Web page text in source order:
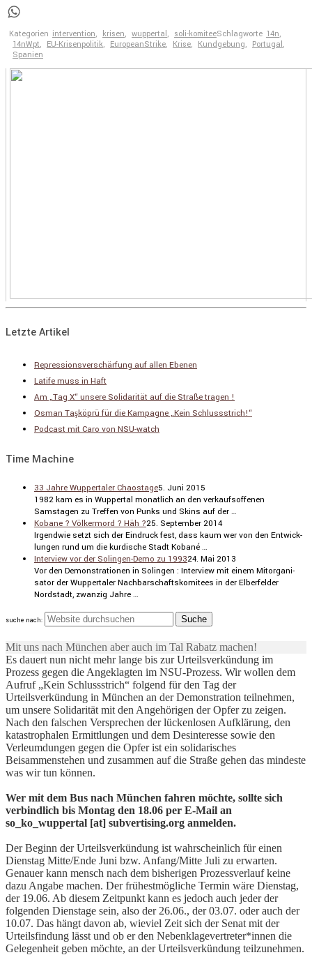
Telegram
WhatsApp
Kategorien intervention, krisen, wuppertal, soli-komiteeSchlagworte 14n,
14nWpt, EU-Krisenpolitik, EuropeanStrike, Krise, Kundgebung, Portugal,
Spanien
Letzte Artikel
Repressionsverschärfung auf allen Ebenen
Latife muss in Haft
Am „Tag X“ unsere Solidarität auf die Straße tragen !
Osman Taşköprü für die Kampagne „Kein Schlussstrich!“
Podcast mit Caro von NSU-watch
Time Machine
33 Jahre Wuppertaler Chaostage5. Juni 2015
1982 kam es in Wuppertal monat­lich an den verkaufs­of­fenen
Samstagen zu Treffen von Punks und Skins auf der …
Kobane ? Völkermord ? Häh ?25. September 2014
Irgendwie setzt sich der Eindruck fest, dass kaum wer von den Entwick­
lungen rund um die kurdi­sche Stadt Kobané …
Interview vor der Solingen-Demo zu 199324. Mai 2013
Vor den Demons­tra­tionen in Solingen : Inter­view mit einem Mitor­ga­ni­
sator der Wupper­taler Nachbar­schafts­ko­mi­tees in der Elber­felder
Nordstadt, zwanzig Jahre …
suche nach:
Mit uns nach München aber auch im Tal Rabatz machen!
Es dauert nun nicht mehr lange bis zur Urteilsverkündung im
Prozess gegen die Angeklagten im NSU-Prozess. Wir wollen dem
Aufruf „Kein Schlussstrich“ folgend für den Tag der
Urteilsverkündung in München an der Demonstration teilnehmen,
um unsere Solidarität mit den Angehörigen der Opfer zu zeigen.
Nach den falschen Versprechen der lückenlosen Aufklärung, den
katastrophalen Ermittlungen und dem Desinteresse sowie den
Verleumdungen gegen die Opfer ist ein solidarisches
Beisammenstehen und zusammen auf die Straße gehen das mindeste
was wir tun können.
Wer mit dem Bus nach München fahren möchte, sollte sich
verbindlich bis Montag den 18.06 per E-Mail an
so_ko_wuppertal [at] subvertising.org anmelden.
Der Beginn der Urteilsverkündung ist wahrscheinlich für einen
Dienstag Mitte/Ende Juni bzw. Anfang/Mitte Juli zu erwarten.
Genauer kann mensch nach dem bisherigen Prozessverlauf keine
dazu Angabe machen. Der frühestmögliche Termin wäre Dienstag,
der 19.06. Ab diesem Zeitpunkt kann es jedoch auch jeder der
folgenden Dienstage sein, also der 26.06., der 03.07. oder auch der
10.07. Das hängt davon ab, wieviel Zeit sich der Senat mit der
Urteilsfindung lässt und ob er den Nebenklagevertreter*innen die
Gelegenheit geben möchte, an der Urteilsverkündung teilzunehmen.